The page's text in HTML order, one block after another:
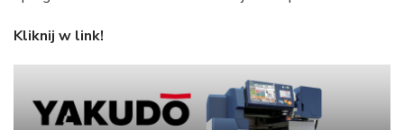
Kliknij w link!